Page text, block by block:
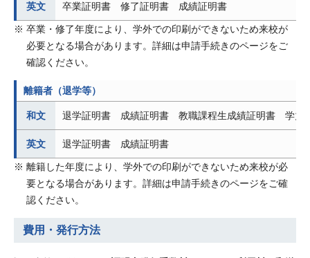
英文 卒業証明書 修了証明書 成績証明書
卒業・修了年度により、学外での印刷ができないため来校が
必要となる場合があります。詳細は申請手続きのページをご
確認ください。
離籍者（退学等）
和文 退学証明書 成績証明書 教職課程生成績証明書 学力
英文 退学証明書 成績証明書
離籍した年度により、学外での印刷ができないため来校が必
要となる場合があります。詳細は申請手続きのページをご確
認ください。
費用・発行方法